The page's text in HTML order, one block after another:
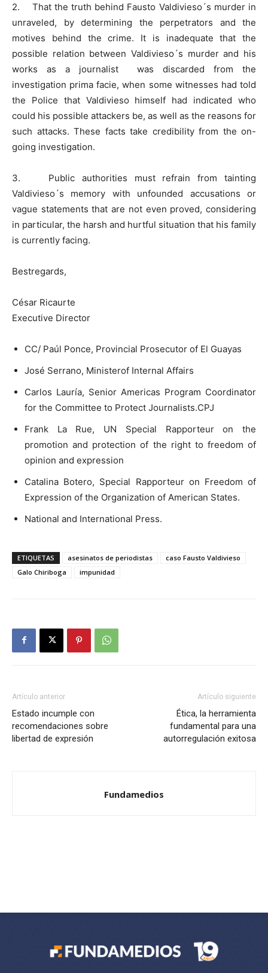
2. That the truth behind Fausto Valdivieso´s murder in
unraveled, by determining the perpetrators and the
motives behind the crime. It is inadequate that the
possible relation between Valdivieso´s murder and his
works as a journalist was discarded from the
investigation prima facie, when some witnesses had told
the Police that Valdivieso himself had indicated who
could his possible attackers be, as well as the reasons for
such attacks. These facts take credibility from the on-
going investigation.
3. Public authorities must refrain from tainting
Valdivieso´s memory with unfounded accusations or
vague statements that are not even proved, considering
in particular, the harsh and hurtful situation that his family
is currently facing.
Bestregards,
César Ricaurte
Executive Director
CC/ Paúl Ponce, Provincial Prosecutor of El Guayas
José Serrano, Ministerof Internal Affairs
Carlos Lauría, Senior Americas Program Coordinator
for the Committee to Protect Journalists.CPJ
Frank La Rue, UN Special Rapporteur on the
promotion and protection of the right to freedom of
opinion and expression
Catalina Botero, Special Rapporteur on Freedom of
Expression of the Organization of American States.
National and International Press.
ETIQUETAS asesinatos de periodistas
caso Fausto Valdivieso
Galo Chiriboga
impunidad
Artículo anterior
Estado incumple con
recomendaciones sobre
libertad de expresión
Artículo siguiente
Ética, la herramienta
fundamental para una
autorregulación exitosa
Fundamedios